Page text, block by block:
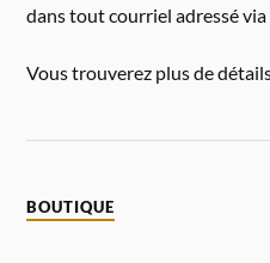
dans tout courriel adressé via
Vous trouverez plus de
BOUTIQUE